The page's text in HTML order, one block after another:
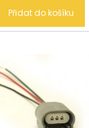
Přidat do košíku